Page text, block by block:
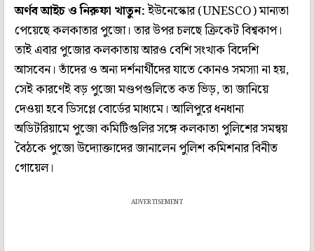
অর্ণব আইচ ও নিরুফা খাতুন:ইউনেস্কোর (UNESCO) মান‌্যতা
পেয়েছে কলকাতার পুজো। তার উপর চলছে ক্রিকেট বিশ্বকাপ।
তাই এবার পুজোর কলকাতায় আরও বেশি সংখ‌্যক বিদেশি
আসবেন। তাঁদের ও অন‌্য দর্শনার্থীদের যাতে কোনও সমস‌্যা না হয়,
সেই কারণেই বড় পুজো মণ্ডপগুলিতে কত ভিড়, তা জানিয়ে
দেওয়া হবে ডিসপ্লে বোর্ডের মাধ‌্যমে। আলিপুরে ধনধান‌্য
অডিটরিয়ামে পুজো কমিটিগুলির সঙ্গে কলকাতা পুলিশের সমন্বয়
বৈঠকে পুজো উদ্যোক্তাদের জানালেন পুলিশ কমিশনার বিনীত
গোয়েল।
ADVERTISEMENT